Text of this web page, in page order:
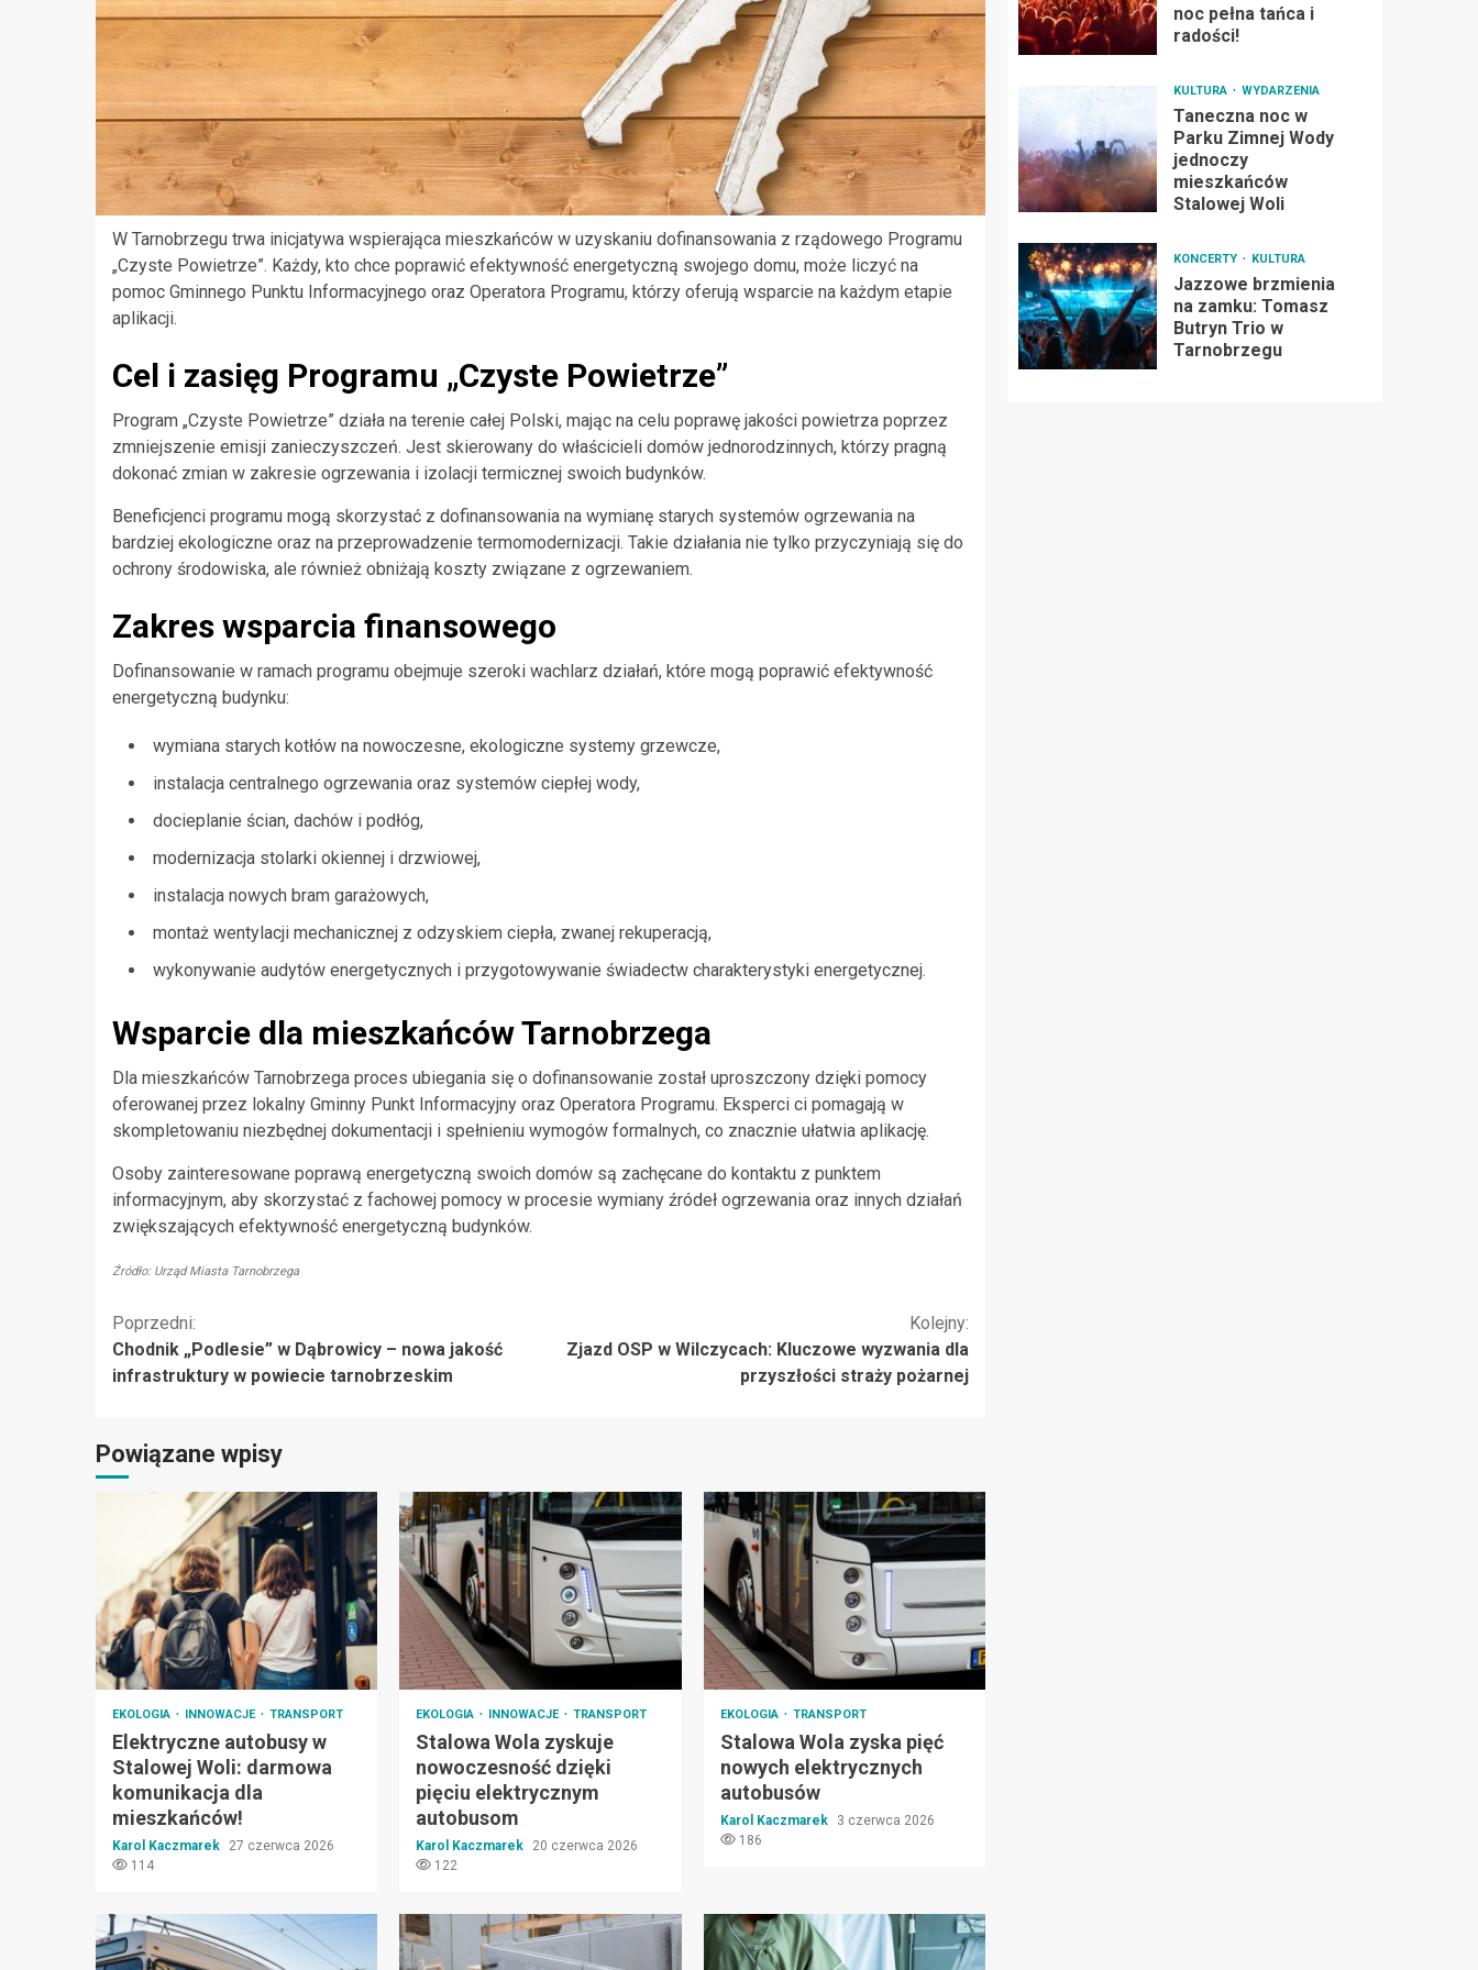
W Tarnobrzegu trwa inicjatywa wspierająca mieszkańców w uzyskaniu dofinansowania z rządowego Programu
„Czyste Powietrze”. Każdy, kto chce poprawić efektywność energetyczną swojego domu, może liczyć na
pomoc Gminnego Punktu Informacyjnego oraz Operatora Programu, którzy oferują wsparcie na każdym etapie
aplikacji.
Cel i zasięg Programu „Czyste Powietrze”
Program „Czyste Powietrze” działa na terenie całej Polski, mając na celu poprawę jakości powietrza poprzez
zmniejszenie emisji zanieczyszczeń. Jest skierowany do właścicieli domów jednorodzinnych, którzy pragną
dokonać zmian w zakresie ogrzewania i izolacji termicznej swoich budynków.
Beneficjenci programu mogą skorzystać z dofinansowania na wymianę starych systemów ogrzewania na
bardziej ekologiczne oraz na przeprowadzenie termomodernizacji. Takie działania nie tylko przyczyniają się do
ochrony środowiska, ale również obniżają koszty związane z ogrzewaniem.
Zakres wsparcia finansowego
Dofinansowanie w ramach programu obejmuje szeroki wachlarz działań, które mogą poprawić efektywność
energetyczną budynku:
wymiana starych kotłów na nowoczesne, ekologiczne systemy grzewcze,
instalacja centralnego ogrzewania oraz systemów ciepłej wody,
docieplanie ścian, dachów i podłóg,
modernizacja stolarki okiennej i drzwiowej,
instalacja nowych bram garażowych,
montaż wentylacji mechanicznej z odzyskiem ciepła, zwanej rekuperacją,
wykonywanie audytów energetycznych i przygotowywanie świadectw charakterystyki energetycznej.
Wsparcie dla mieszkańców Tarnobrzega
Dla mieszkańców Tarnobrzega proces ubiegania się o dofinansowanie został uproszczony dzięki pomocy
oferowanej przez lokalny Gminny Punkt Informacyjny oraz Operatora Programu. Eksperci ci pomagają w
skompletowaniu niezbędnej dokumentacji i spełnieniu wymogów formalnych, co znacznie ułatwia aplikację.
Osoby zainteresowane poprawą energetyczną swoich domów są zachęcane do kontaktu z punktem
informacyjnym, aby skorzystać z fachowej pomocy w procesie wymiany źródeł ogrzewania oraz innych działań
zwiększających efektywność energetyczną budynków.
Źródło: Urząd Miasta Tarnobrzega
Kontynuuj
czytanie
Poprzedni:
Chodnik „Podlesie” w Dąbrowicy – nowa jakość
infrastruktury w powiecie tarnobrzeskim
Kolejny:
Zjazd OSP w Wilczycach: Kluczowe wyzwania dla
przyszłości straży pożarnej
Powiązane wpisy
EKOLOGIA INNOWACJE TRANSPORT
Elektryczne autobusy w
Stalowej Woli: darmowa
komunikacja dla
mieszkańców!
Karol Kaczmarek
27 czerwca 2026
114
EKOLOGIA INNOWACJE TRANSPORT
Stalowa Wola zyskuje
nowoczesność dzięki
pięciu elektrycznym
autobusom
Karol Kaczmarek
20 czerwca 2026
122
EKOLOGIA TRANSPORT
Stalowa Wola zyska pięć
nowych elektrycznych
autobusów
Karol Kaczmarek
3 czerwca 2026
186
noc pełna tańca i
radości!
KULTURA WYDARZENIA
Taneczna noc w
Parku Zimnej Wody
jednoczy
mieszkańców
Stalowej Woli
KONCERTY KULTURA
Jazzowe brzmienia
na zamku: Tomasz
Butryn Trio w
Tarnobrzegu